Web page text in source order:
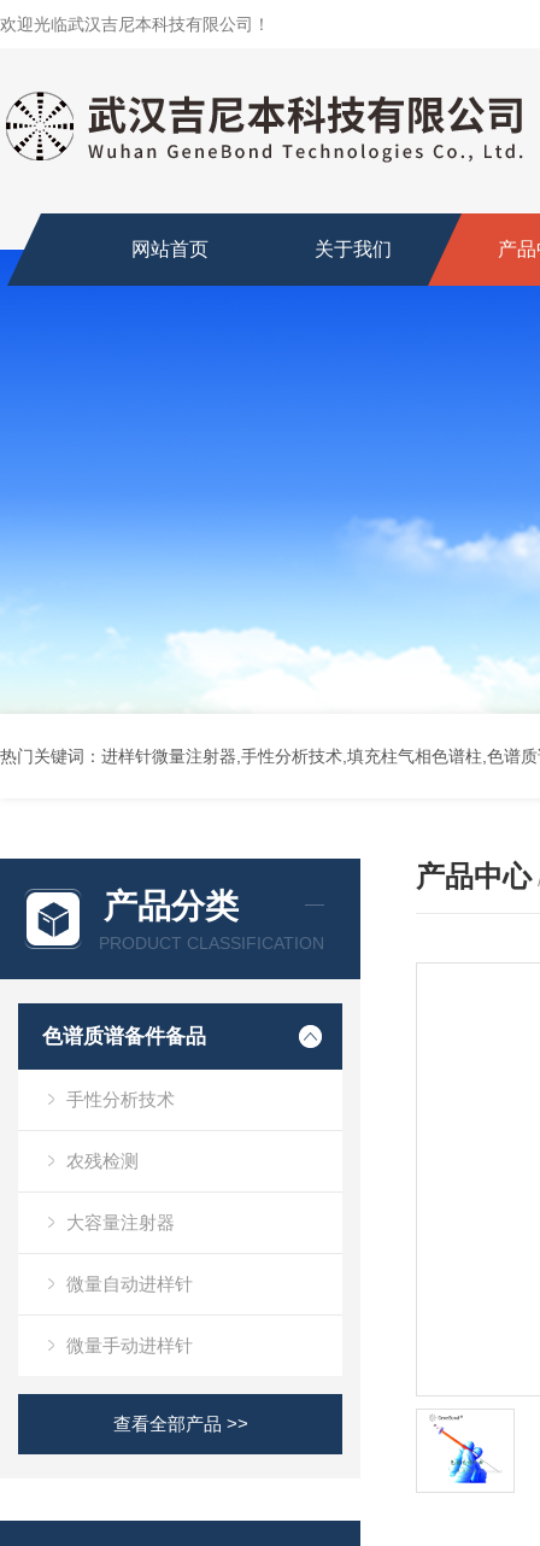
欢迎光临武汉吉尼本科技有限公司！
网站首页 关于我们 产
热门关键词：进样针微量注射器,手性分析技术,填充柱气相色谱柱,色谱
产品分类
PRODUCT CLASSIFICATION
色谱质谱备件备品
手性分析技术
农残检测
大容量注射器
微量自动进样针
微量手动进样针
查看全部产品 >>
产品中心